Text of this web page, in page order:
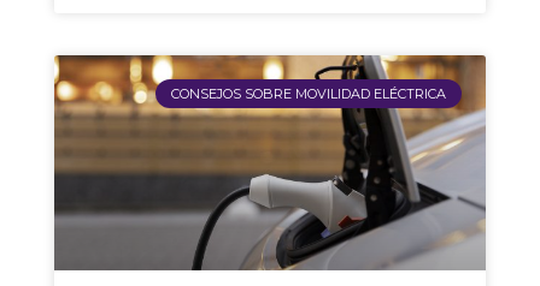
CONSEJOS SOBRE MOVILIDAD ELÉCTRICA